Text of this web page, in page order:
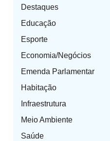
Destaques
Educação
Esporte
Economia/Negócios
Emenda Parlamentar
Habitação
Infraestrutura
Meio Ambiente
Saúde